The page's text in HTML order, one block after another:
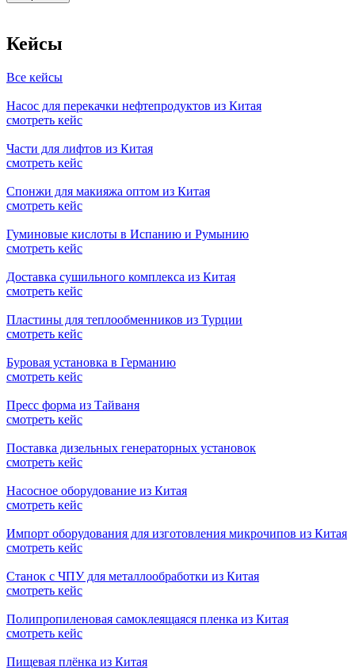
Кейсы
Все кейсы
Насос для перекачки нефтепродуктов из Китая
смотреть кейс
Части для лифтов из Китая
смотреть кейс
Спонжи для макияжа оптом из Китая
смотреть кейс
Гуминовые кислоты в Испанию и Румынию
смотреть кейс
Доставка сушильного комплекса из Китая
смотреть кейс
Пластины для теплообменников из Турции
смотреть кейс
Буровая установка в Германию
смотреть кейс
Пресс форма из Тайваня
смотреть кейс
Поставка дизельных генераторных установок
смотреть кейс
Насосное оборудование из Китая
смотреть кейс
Импорт оборудования для изготовления микрочипов из Китая
смотреть кейс
Станок с ЧПУ для металлообработки из Китая
смотреть кейс
Полипропиленовая самоклеящаяся пленка из Китая
смотреть кейс
Пищевая плёнка из Китая